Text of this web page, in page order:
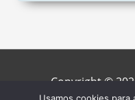
Copyright ©